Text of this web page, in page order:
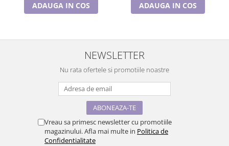
ADAUGA IN COS ADAUGA IN COS
NEWSLETTER
Nu rata ofertele si promotiile noastre
Vreau sa primesc newsletter cu promotiile
magazinului. Afla mai multe in Politica de
Confidentialitate